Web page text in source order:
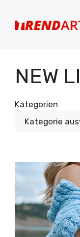
springen
NEW
Kategorien